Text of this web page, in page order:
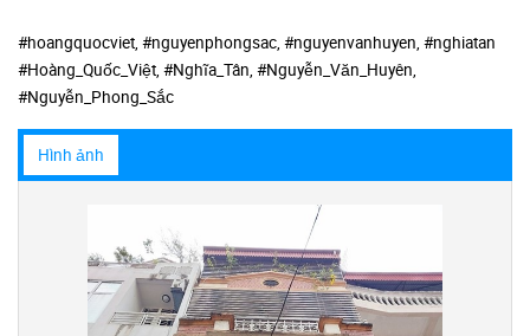
#hoangquocviet, #nguyenphongsac, #nguyenvanhuyen, #nghiatan
#Hoàng_Quốc_Việt, #Nghĩa_Tân, #Nguyễn_Văn_Huyên,
#Nguyễn_Phong_Sắc
Hình ảnh